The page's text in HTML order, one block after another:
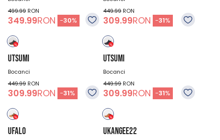
499.99 RON
349.99RON -30%
449.99RON
309.99RON -31%
UTSUMI
Bocanci
449.99 RON
309.99RON -31%
UTSUMI
Bocanci
449.99RON
309.99RON -31%
UFALO UKANGEE22